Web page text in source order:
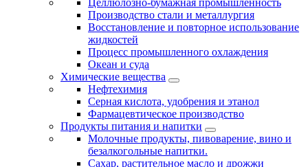
Целлюлозно-бумажная промышленность
Производство стали и металлургия
Восстановление и повторное использование
жидкостей
Процесс промышленного охлаждения
Океан и суда
Химические вещества
Нефтехимия
Серная кислота, удобрения и этанол
Фармацевтическое производство
Продукты питания и напитки
Молочные продукты, пивоварение, вино и
безалкогольные напитки.
Сахар, растительное масло и дрожжи